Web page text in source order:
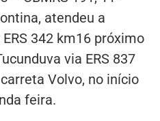
atendeu a
342 km16 próximo
via ERS 837
Volvo, no início
feira.